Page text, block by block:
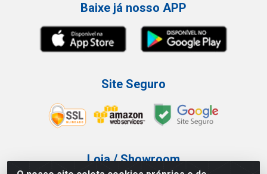
Baixe já nosso APP
Site Seguro
Loja / Showroom